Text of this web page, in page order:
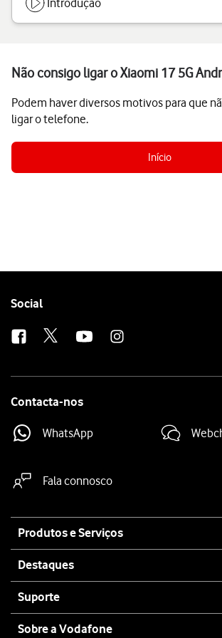
Introdução
Não consigo ligar o Xiaomi 17 5G
Podem haver diversos motivos para que
ligar o telefone.
Início
Follow
Social
Contacta-nos
WhatsApp
Fala connosco
map
Produtos e Serviços
Destaques
Suporte
Sobre a Vodafone